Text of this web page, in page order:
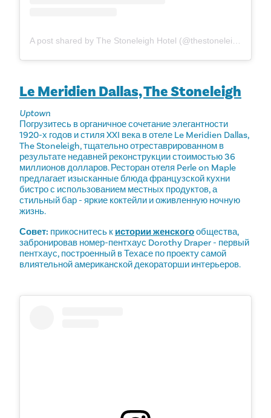
Le Meridien Dallas, The Stoneleigh
Uptown
Погрузитесь в органичное сочетание элегантности
1920-х годов и стиля XXI века в отеле Le Meridien Dallas,
The Stoneleigh, тщательно отреставрированном в
результате недавней реконструкции стоимостью 36
миллионов долларов. Ресторан отеля Perle on Maple
предлагает изысканные блюда французской кухни
бистро с использованием местных продуктов, а
стильный бар - яркие коктейли и оживленную ночную
жизнь.
Совет: прикоснитесь к истории женскогообщества,
забронировав номер-пентхаус Dorothy Draper - первый
пентхаус, построенный в Техасе по проекту самой
влиятельной американской декораторши интерьеров.